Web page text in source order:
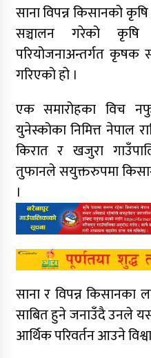
साना विपन्न किसानको
सञ्चालन गरेको कृषि
परियोजनाअन्तर्गत कृषक
गरिएको हो ।
एक समारोहका विच
युनेस्कोका निमित्त नेपाल
किरात र खजुरा
तुफानले सयुक्तरुपमा
।
साना र विपन्न किसानका
साबित हुने जनाउँदै उनले
आर्थिक परिवर्तन आउने